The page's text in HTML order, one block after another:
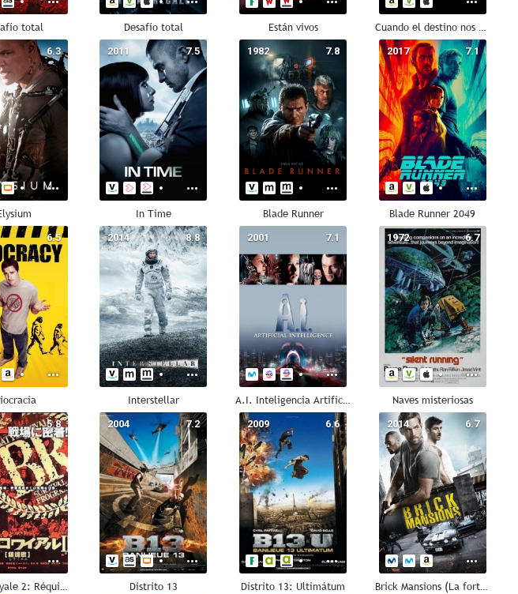
total Desafío total Están vivos Cuando el destino nos alcance
6.3 7.5
2011
In Time
7.8
1982
Blade Runner
7.1
2017
Blade Runner 2049
6.5 8.8
2014
Interstellar
7.1
2001
A.I. Inteligencia Artificial
6.7
1972
Naves misteriosas
5.8
Battle Royale 2: Réquiem
7.2
2004
Distrito 13
6.6
2009
Distrito 13: Ultimátum
6.7
2014
Brick Mansions (La fortaleza)